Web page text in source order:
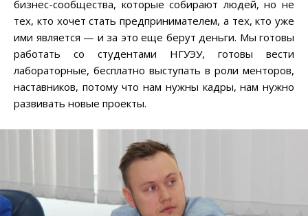
бизнес-сообщества, которые собирают людей, но не
тех, кто хочет стать предпринимателем, а тех, кто уже
ими является — и за это еще берут деньги. Мы готовы
работать со студентами НГУЭУ, готовы вести
лабораторные, бесплатно выступать в роли менторов,
наставников, потому что нам нужны кадры, нам нужно
развивать новые проекты.